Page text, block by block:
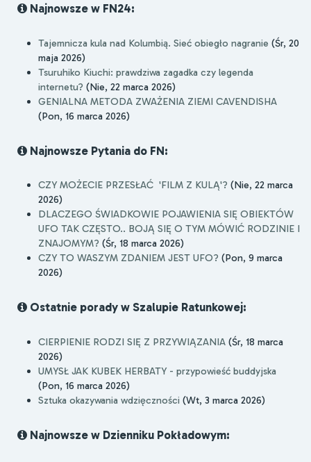
Najnowsze w FN24:
Tajemnicza kula nad Kolumbią. Sieć obiegło nagranie (Śr, 20
maja 2026)
Tsuruhiko Kiuchi: prawdziwa zagadka czy legenda
internetu? (Nie, 22 marca 2026)
GENIALNA METODA ZWAŻENIA ZIEMI CAVENDISHA
(Pon, 16 marca 2026)
Najnowsze Pytania do FN:
CZY MOŻECIE PRZESŁAĆ 'FILM Z KULĄ'? (Nie, 22 marca
2026)
DLACZEGO ŚWIADKOWIE POJAWIENIA SIĘ OBIEKTÓW
UFO TAK CZĘSTO.. BOJĄ SIĘ O TYM MÓWIĆ RODZINIE I
ZNAJOMYM? (Śr, 18 marca 2026)
CZY TO WASZYM ZDANIEM JEST UFO? (Pon, 9 marca
2026)
Ostatnie porady w Szalupie Ratunkowej:
CIERPIENIE RODZI SIĘ Z PRZYWIĄZANIA (Śr, 18 marca
2026)
UMYSŁ JAK KUBEK HERBATY - przypowieść buddyjska
(Pon, 16 marca 2026)
Sztuka okazywania wdzięczności (Wt, 3 marca 2026)
Najnowsze w Dzienniku Pokładowym: